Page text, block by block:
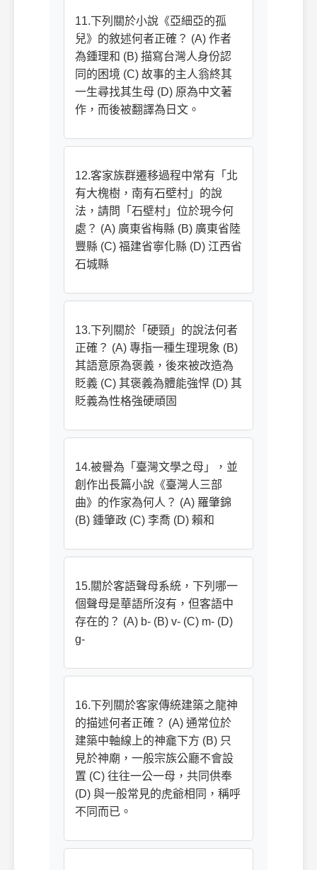
11.下列關於小說《亞細亞的孤
兒》的敘述何者正確？ (A) 作者
為鍾理和 (B) 描寫台灣人身份認
同的困境 (C) 故事的主人翁終其
一生尋找其生母 (D) 原為中文著
作，而後被翻譯為日文。
12.客家族群遷移過程中常有「北
有大槐樹，南有石壁村」的說
法，請問「石壁村」位於現今何
處？ (A) 廣東省梅縣 (B) 廣東省陸
豐縣 (C) 福建省寧化縣 (D) 江西省
石城縣
13.下列關於「硬頸」的說法何者
正確？ (A) 專指一種生理現象 (B)
其語意原為褒義，後來被改造為
貶義 (C) 其褒義為體能強悍 (D) 其
貶義為性格強硬頑固
14.被譽為「臺灣文學之母」，並
創作出長篇小說《臺灣人三部
曲》的作家為何人？ (A) 羅肇錦
(B) 鍾肇政 (C) 李喬 (D) 賴和
15.關於客語聲母系統，下列哪一
個聲母是華語所沒有，但客語中
存在的？ (A) b- (B) v- (C) m- (D)
g-
16.下列關於客家傳統建築之龍神
的描述何者正確？ (A) 通常位於
建築中軸線上的神龕下方 (B) 只
見於神廟，一般宗族公廳不會設
置 (C) 往往一公一母，共同供奉
(D) 與一般常見的虎爺相同，稱呼
不同而已。